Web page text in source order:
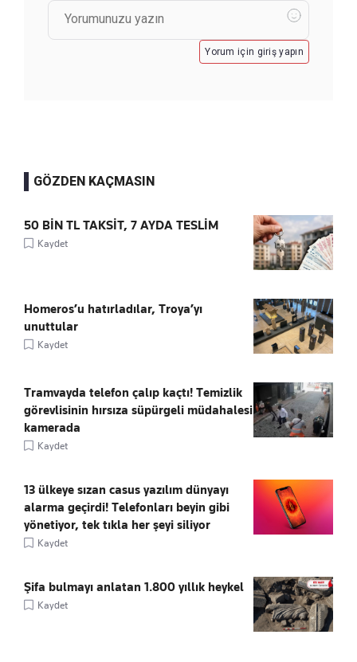
Yorum için giriş yapın
GÖZDEN KAÇMASIN
50 BİN TL TAKSİT, 7 AYDA TESLİM
Kaydet
Homeros’u hatırladılar, Troya’yı
unuttular
Kaydet
Tramvayda telefon çalıp kaçtı! Temizlik
görevlisinin hırsıza süpürgeli müdahalesi
kamerada
Kaydet
13 ülkeye sızan casus yazılım dünyayı
alarma geçirdi! Telefonları beyin gibi
yönetiyor, tek tıkla her şeyi siliyor
Kaydet
Şifa bulmayı anlatan 1.800 yıllık heykel
Kaydet